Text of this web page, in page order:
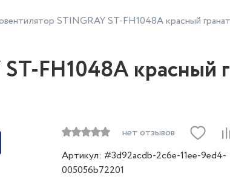
STINGRAY ST-FH1048A красный гранат
FH1048A красный
нет отзывов
Артикул: #3d92acdb-2c6e-11ee-9ed4-
005056b72201